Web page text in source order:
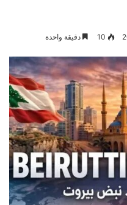
10 دقيقة واحدة